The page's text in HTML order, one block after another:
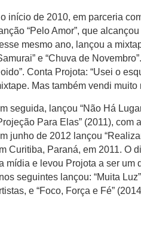
início de 2010, em parceria
“Pelo Amor”, que
mesmo ano, lançou a
e “Chuva de
Conta Projota: “Usei o
Mas também vendi
seguida, lançou “Não Há
Para Elas” (2011), com
junho de 2012 lançou
Curitiba, Paraná, em 2011. O
mídia e levou Projota a ser um
seguintes lançou: “Muita
e “Foco, Força e Fé”